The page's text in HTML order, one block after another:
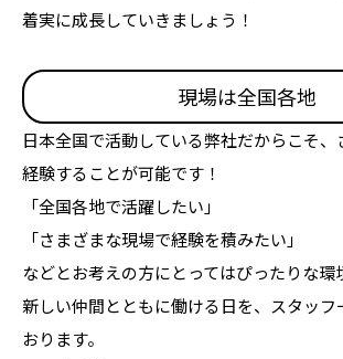
着実に成長していきましょう！
現場は全国各地
日本全国で活動している弊社だからこそ、
経験することが可能です！
「全国各地で活躍したい」
「さまざまな現場で経験を積みたい」
などとお考えの方にとってはぴったりな環
新しい仲間とともに働ける日を、スタッフ
おります。